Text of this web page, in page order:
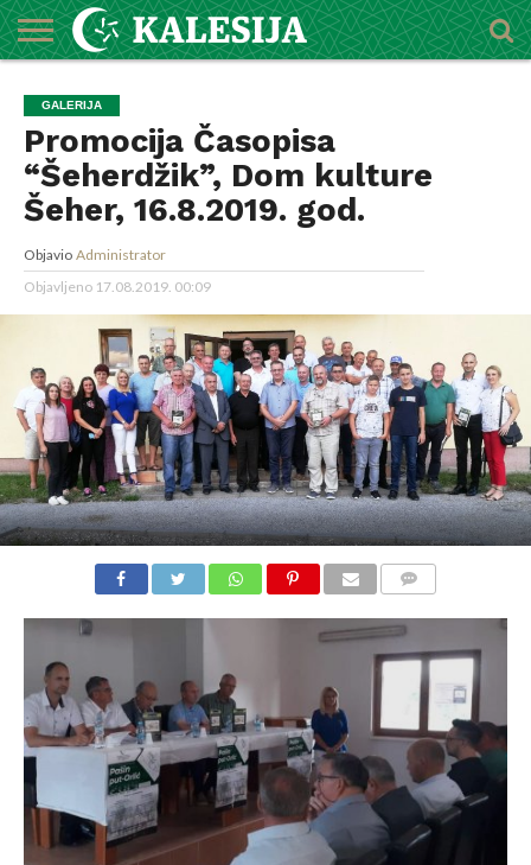
O
MEDŽLISU
DŽEMATI
IMAMI
MEKTEBSKI
CENTAR
VIJESTI
HUTBE
NAJAVE
KALENDAR
KONTAKT
GALERIJA
Promocija Časopisa
“Šeherdžik”, Dom kulture
Šeher, 16.8.2019. god.
Objavio Administrator
Objavljeno 17.08.2019. 00:09